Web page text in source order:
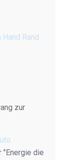
Rand
zur
"Energie die